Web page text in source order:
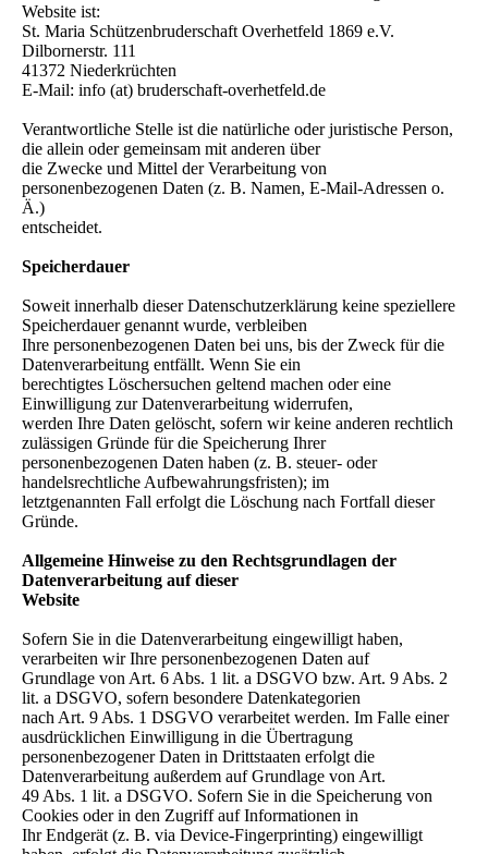
Website ist:
St. Maria Schützenbruderschaft Overhetfeld 1869 e.V.
Dilbornerstr. 111
41372 Niederkrüchten
E-Mail: info (at) bruderschaft-overhetfeld.de
Verantwortliche Stelle ist die natürliche oder juristische Person,
die allein oder gemeinsam mit anderen über
die Zwecke und Mittel der Verarbeitung von
personenbezogenen Daten (z. B. Namen, E-Mail-Adressen o.
Ä.)
entscheidet.
Speicherdauer
Soweit innerhalb dieser Datenschutzerklärung keine speziellere
Speicherdauer genannt wurde, verbleiben
Ihre personenbezogenen Daten bei uns, bis der Zweck für die
Datenverarbeitung entfällt. Wenn Sie ein
berechtigtes Löschersuchen geltend machen oder eine
Einwilligung zur Datenverarbeitung widerrufen,
werden Ihre Daten gelöscht, sofern wir keine anderen rechtlich
zulässigen Gründe für die Speicherung Ihrer
personenbezogenen Daten haben (z. B. steuer- oder
handelsrechtliche Aufbewahrungsfristen); im
letztgenannten Fall erfolgt die Löschung nach Fortfall dieser
Gründe.
Allgemeine Hinweise zu den Rechtsgrundlagen der
Datenverarbeitung auf dieser
Website
Sofern Sie in die Datenverarbeitung eingewilligt haben,
verarbeiten wir Ihre personenbezogenen Daten auf
Grundlage von Art. 6 Abs. 1 lit. a DSGVO bzw. Art. 9 Abs. 2
lit. a DSGVO, sofern besondere Datenkategorien
nach Art. 9 Abs. 1 DSGVO verarbeitet werden. Im Falle einer
ausdrücklichen Einwilligung in die Übertragung
personenbezogener Daten in Drittstaaten erfolgt die
Datenverarbeitung außerdem auf Grundlage von Art.
49 Abs. 1 lit. a DSGVO. Sofern Sie in die Speicherung von
Cookies oder in den Zugriff auf Informationen in
Ihr Endgerät (z. B. via Device-Fingerprinting) eingewilligt